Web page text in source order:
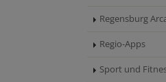
Regensburg
Regio-Apps
Sport und